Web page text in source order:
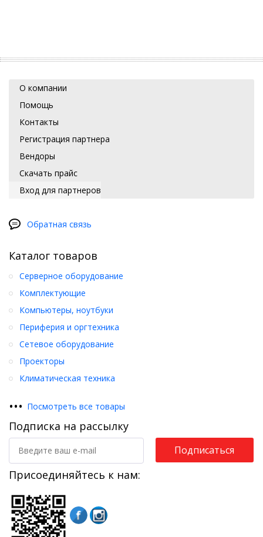
О компании
Помощь
Контакты
Регистрация партнера
Вендоры
Скачать прайс
Вход для партнеров
Обратная связь
Каталог товаров
Серверное оборудование
Комплектующие
Компьютеры, ноутбуки
Периферия и оргтехника
Сетевое оборудование
Проекторы
Климатическая техника
••• Посмотреть все товары
Подписка на рассылку
Подписаться
Присоединяйтесь к нам: